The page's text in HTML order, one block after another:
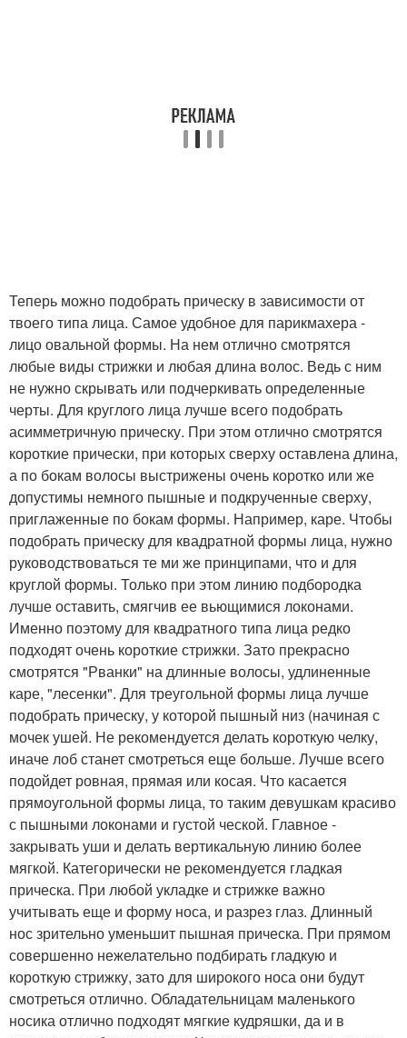
Теперь можно подобрать прическу в зависимости от
твоего типа лица. Самое удобное для парикмахера -
лицо овальной формы. На нем отлично смотрятся
любые виды стрижки и любая длина волос. Ведь с ним
не нужно скрывать или подчеркивать определенные
черты. Для круглого лица лучше всего подобрать
асимметричную прическу. При этом отлично смотрятся
короткие прически, при которых сверху оставлена длина,
а по бокам волосы выстрижены очень коротко или же
допустимы немного пышные и подкрученные сверху,
приглаженные по бокам формы. Например, каре. Чтобы
подобрать прическу для квадратной формы лица, нужно
руководствоваться те ми же принципами, что и для
круглой формы. Только при этом линию подбородка
лучше оставить, смягчив ее вьющимися локонами.
Именно поэтому для квадратного типа лица редко
подходят очень короткие стрижки. Зато прекрасно
смотрятся "Рванки" на длинные волосы, удлиненные
каре, "лесенки". Для треугольной формы лица лучше
подобрать прическу, у которой пышный низ (начиная с
мочек ушей. Не рекомендуется делать короткую челку,
иначе лоб станет смотреться еще больше. Лучше всего
подойдет ровная, прямая или косая. Что касается
прямоугольной формы лица, то таким девушкам красиво
с пышными локонами и густой ческой. Главное -
закрывать уши и делать вертикальную линию более
мягкой. Категорически не рекомендуется гладкая
прическа. При любой укладке и стрижке важно
учитывать еще и форму носа, и разрез глаз. Длинный
нос зрительно уменьшит пышная прическа. При прямом
совершенно нежелательно подбирать гладкую и
короткую стрижку, зато для широкого носа они будут
смотреться отлично. Обладательницам маленького
носика отлично подходят мягкие кудряшки, да и в